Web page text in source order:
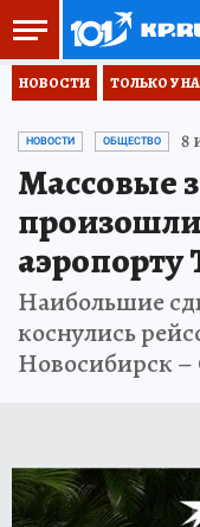
НОВОСТИ ТОЛЬКО У
НОВОСТИ ОБЩЕСТВО 8
Массовые
аэропорту
Наибольшие
коснулись
Новосибирск –